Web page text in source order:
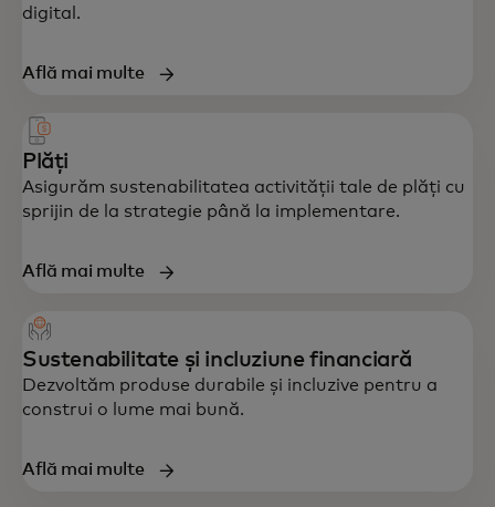
digital.
Află mai multe
Plăți
Asigurăm sustenabilitatea activității tale de plăți cu
sprijin de la strategie până la implementare.
Află mai multe
Sustenabilitate și incluziune financiară
Dezvoltăm produse durabile și incluzive pentru a
construi o lume mai bună.
Află mai multe